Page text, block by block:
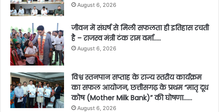
August 6, 2026
जीवन में संघर्ष से मिली सफलता ही इतिहास रचती
है – राजस्व मंत्री टंक राम वर्मा…..
August 6, 2026
विश्व स्तनपान सप्ताह के राज्य स्तरीय कार्यक्रम
का सफल आयोजन, छत्तीसगढ़ के प्रथम “मातृ दूध
कोष (Mother Milk Bank)” की घोषणा……
August 6, 2026